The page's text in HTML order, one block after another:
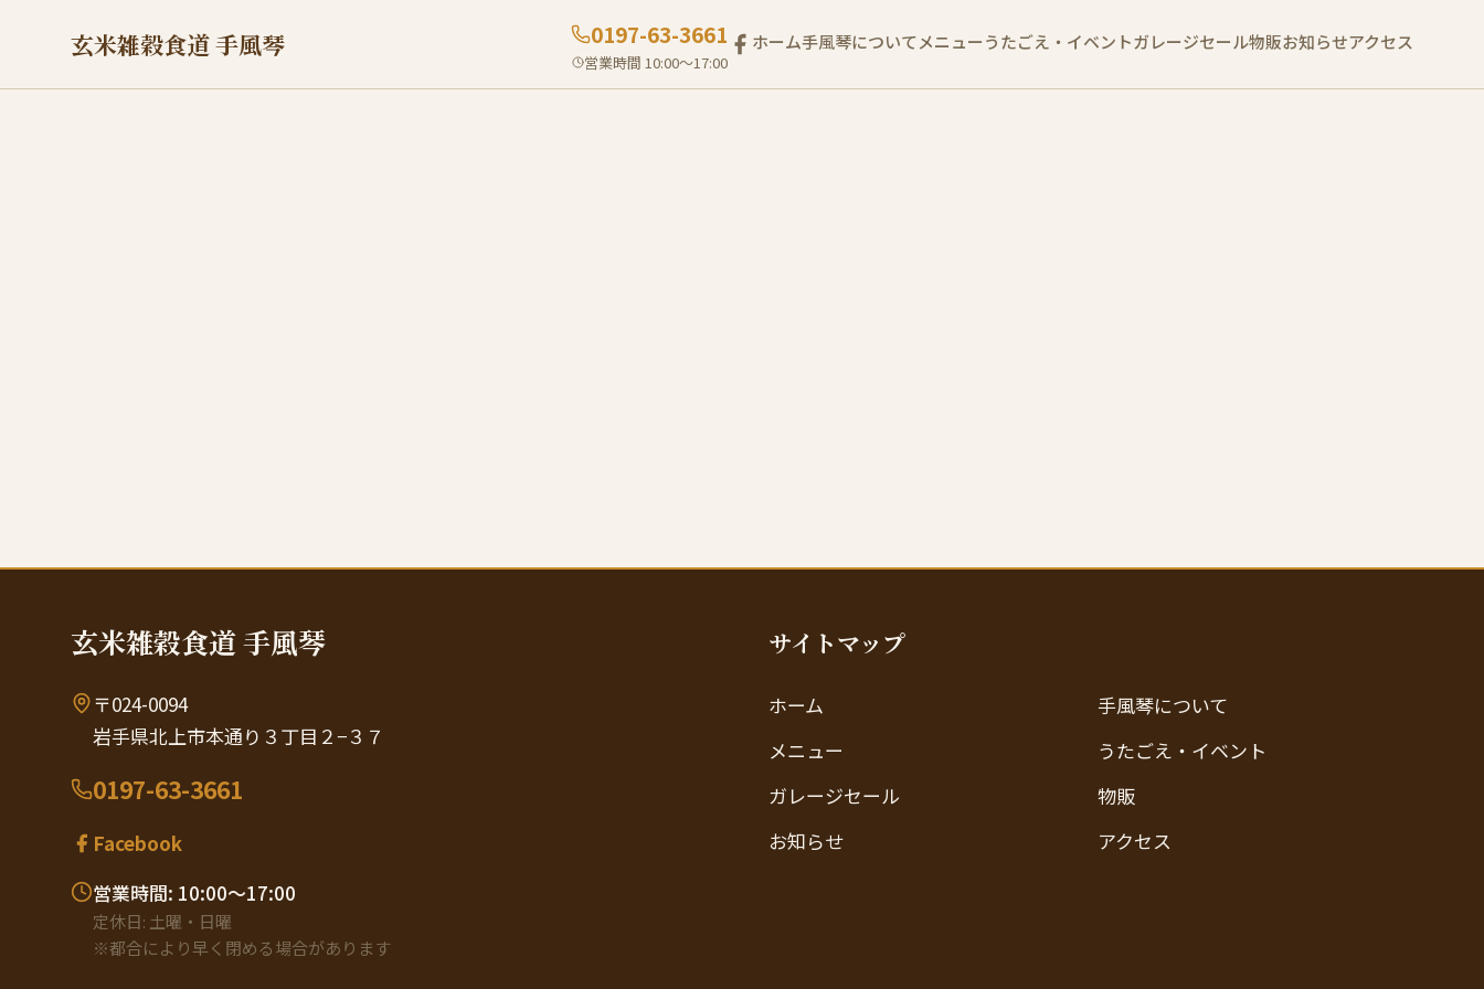
玄米雑穀食道 手風琴 0197-63-3661
営業時間 10:00〜17:00
ホーム手風琴についてメニューうたごえ・イベントガレージセール物販お知らせアクセス
玄米雑穀食道 手風琴
〒024-0094
岩手県北上市本通り３丁目２−３７
0197-63-3661
Facebook
営業時間: 10:00〜17:00
定休日: 土曜・日曜
※都合により早く閉める場合があります
サイトマップ
ホーム
手風琴について
メニュー
うたごえ・イベント
ガレージセール
物販
お知らせ
アクセス